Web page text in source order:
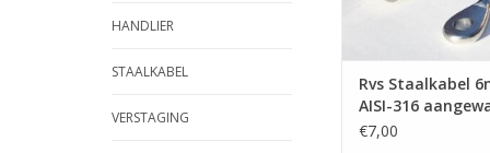
HANDLIER
STAALKABEL
VERSTAGING
Rvs Staalkabel
AISI-316
€7,00